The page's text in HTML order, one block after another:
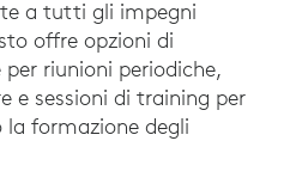
a tutti gli impegni
offre opzioni di
riunioni periodiche,
e sessioni di training per
la formazione degli